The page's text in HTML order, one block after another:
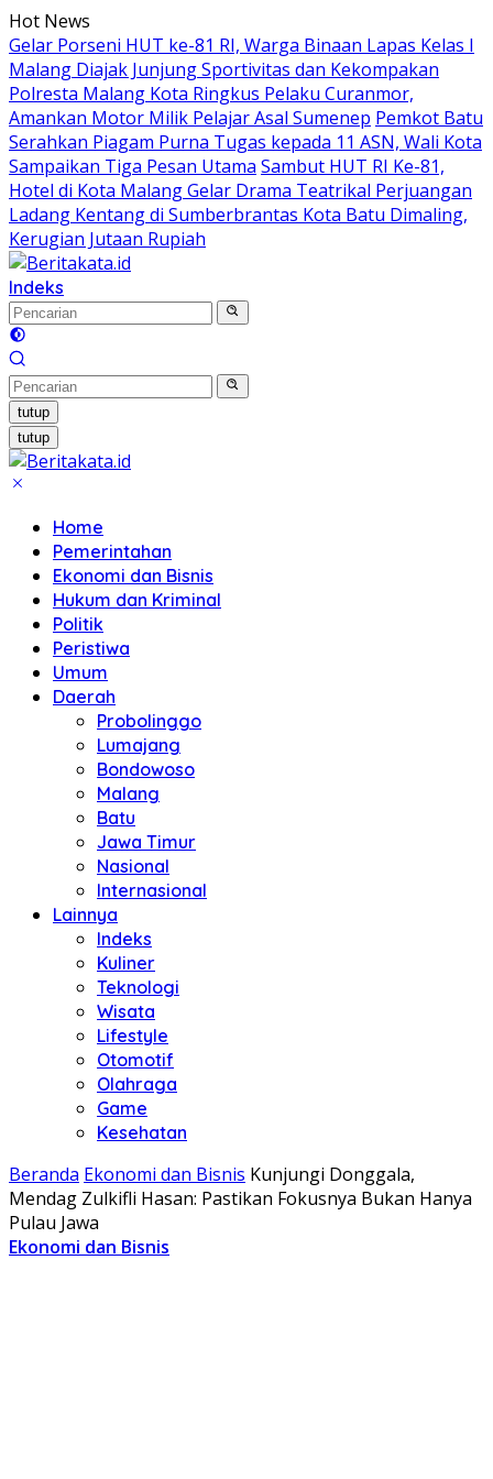
Langsung
ke
konten
Hot News
Gelar Porseni HUT ke-81 RI, Warga Binaan Lapas Kelas I
Malang Diajak Junjung Sportivitas dan Kekompakan
Polresta Malang Kota Ringkus Pelaku Curanmor,
Amankan Motor Milik Pelajar Asal Sumenep Pemkot Batu
Serahkan Piagam Purna Tugas kepada 11 ASN, Wali Kota
Sampaikan Tiga Pesan Utama Sambut HUT RI Ke-81,
Hotel di Kota Malang Gelar Drama Teatrikal Perjuangan
Ladang Kentang di Sumberbrantas Kota Batu Dimaling,
Kerugian Jutaan Rupiah
Indeks
tutup
tutup
Home
Pemerintahan
Ekonomi dan Bisnis
Hukum dan Kriminal
Politik
Peristiwa
Umum
Daerah
Probolinggo
Lumajang
Bondowoso
Malang
Batu
Jawa Timur
Nasional
Internasional
Lainnya
Indeks
Kuliner
Teknologi
Wisata
Lifestyle
Otomotif
Olahraga
Game
Kesehatan
Beranda Ekonomi dan Bisnis Kunjungi Donggala,
Mendag Zulkifli Hasan: Pastikan Fokusnya Bukan Hanya
Pulau Jawa
Ekonomi dan Bisnis